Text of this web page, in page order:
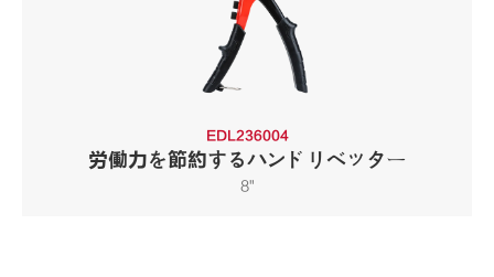
EDL236004
労働力を節約するハンドリベッター
8"